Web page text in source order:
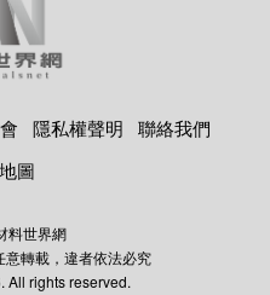
隱私權聲明
聯絡我們
圖
料世界網
轉載，違者依法必究
All rights reserved.